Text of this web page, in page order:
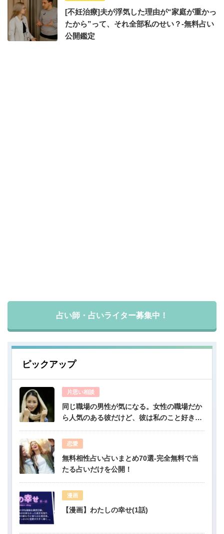
[不妊治療]夫が浮気した理由が“家庭が重かっ
たから”って、それ全部私のせい？-無料占い
公開鑑定
占い師・占いライター募集中！
ピックアップ
片思い相談
同じ職場の男性が気になる。女性の職場だか
ら人気のある彼だけど、彼は私のこと好き？-
恋愛
無料相性占い占いまとめ70選-完全無料で当
たる占いだけを公開！
漫画
【漫画】わたしの幸せ(1話)